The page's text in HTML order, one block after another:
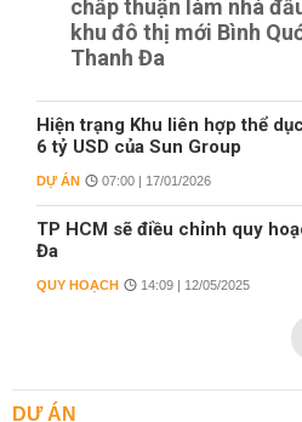
chấp thuận làm nhà
khu đô thị mới Bình
Thanh Đa
Hiện trạng Khu liên hợp thể
6 tỷ USD của Sun Group
DỰ ÁN 07:00 | 17/01/2026
TP HCM sẽ điều chỉnh quy
Đa
QUY HOẠCH 14:09 | 12/05/2025
DỰ ÁN